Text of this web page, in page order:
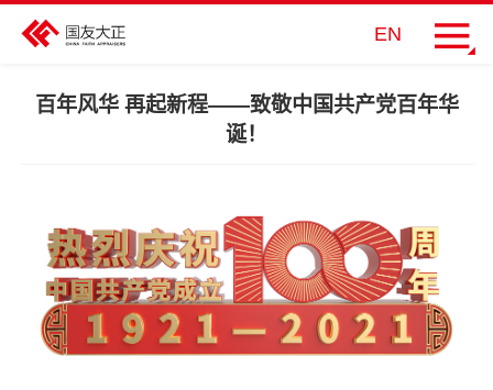
EN
百年风华 再起新程——致敬中国共产党百年华
诞！